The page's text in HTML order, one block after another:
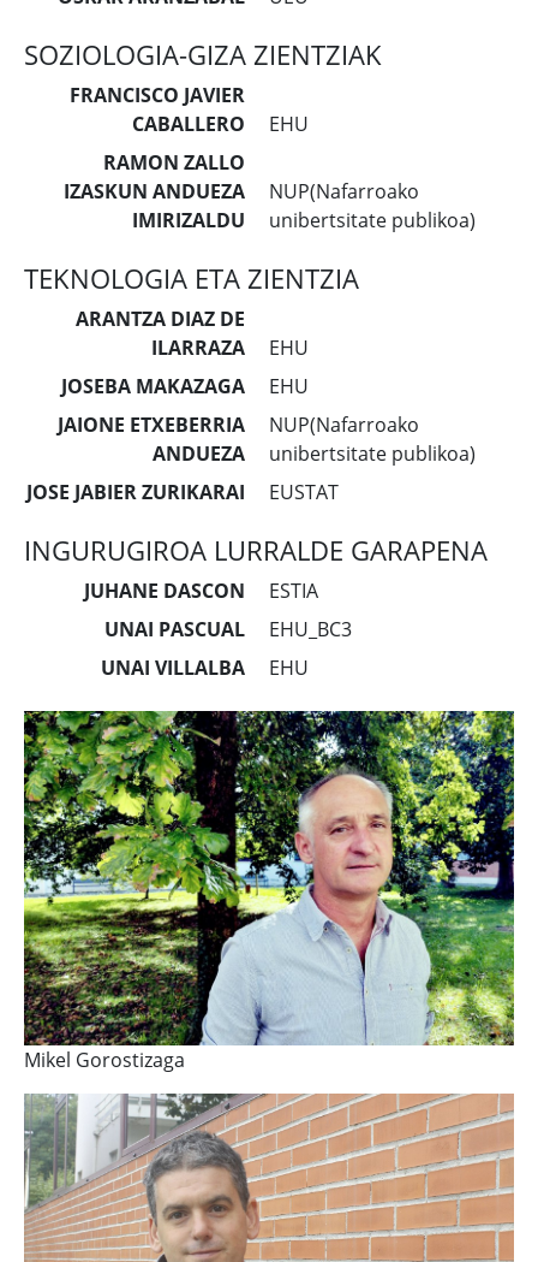
SOZIOLOGIA-GIZA ZIENTZIAK
FRANCISCO JAVIER
CABALLERO
EHU
RAMON ZALLO
IZASKUN ANDUEZA
IMIRIZALDU
NUP(Nafarroako
unibertsitate publikoa)
TEKNOLOGIA ETA ZIENTZIA
ARANTZA DIAZ DE
ILARRAZA
EHU
JOSEBA MAKAZAGA
EHU
JAIONE ETXEBERRIA
ANDUEZA
NUP(Nafarroako
unibertsitate publikoa)
JOSE JABIER ZURIKARAI
EUSTAT
INGURUGIROA LURRALDE GARAPENA
JUHANE DASCON
ESTIA
UNAI PASCUAL
EHU_BC3
UNAI VILLALBA
EHU
Mikel Gorostizaga